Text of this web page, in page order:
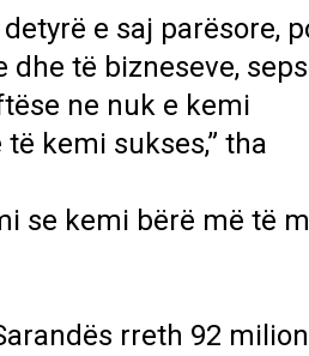
e saj parësore,
të bizneseve,
ne nuk e kemi
kemi sukses,” tha
se kemi bërë më të
rreth 92